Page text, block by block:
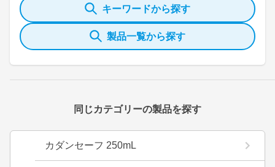
キーワードから探す
製品一覧から探す
同じカテゴリーの製品を探す
カダンセーフ 250mL